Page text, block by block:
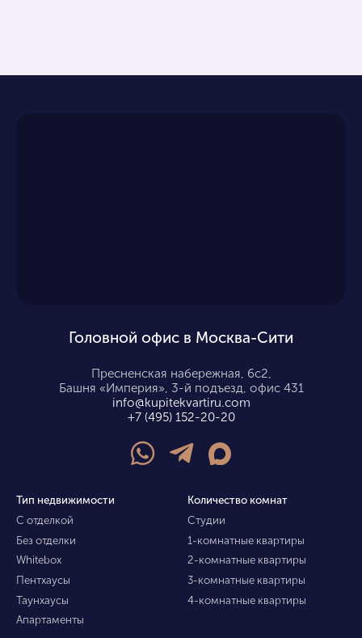
Головной офис в Москва-Сити
Пресненская набережная, 6с2,
Башня «Империя», 3-й подъезд, офис 431
info@kupitekvartiru.com
+7 (495) 152-20-20
Тип недвижимости
С отделкой
Без отделки
Whitebox
Пентхаусы
Таунхаусы
Апартаменты
Количество комнат
Студии
1-комнатные квартиры
2-комнатные квартиры
3-комнатные квартиры
4-комнатные квартиры